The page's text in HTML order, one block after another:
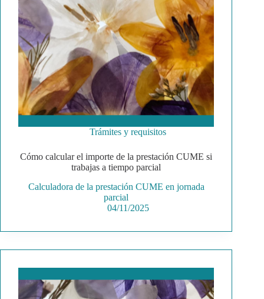
Trámites y requisitos
Cómo calcular el importe de la prestación CUME si
trabajas a tiempo parcial
Calculadora de la prestación CUME en jornada
parcial
04/11/2025